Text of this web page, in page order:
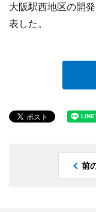
大阪駅西地区の開
表した。
前